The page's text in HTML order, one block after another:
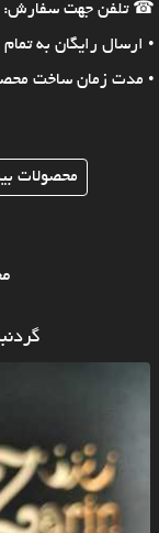
☎ تلفن جهت سفارش:
• ارسال رایگان به تمام
• مدت زمان ساخت محصولات 24 الی 72
محصولات